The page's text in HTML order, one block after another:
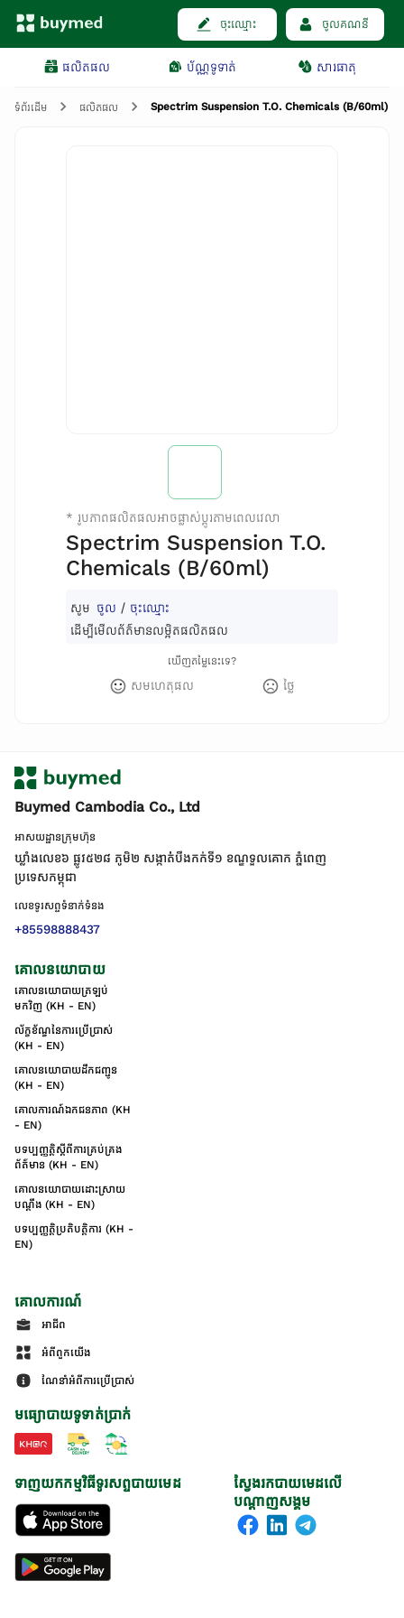
ចុះឈ្មោះ ចូលគណនី
ផលិតផល ប័ណ្ណទូទាត់ សារធាតុ
ទំព័រដើម ផលិតផល Spectrim Suspension T.O. Chemicals (B/60ml)
* រូបភាពផលិតផលអាចផ្លាស់ប្តូរតាមពេលវេលា
Spectrim Suspension T.O.
Chemicals (B/60ml)
សូម ចូល / ចុះឈ្មោះ
ដើម្បីមើលព័ត៌មានលម្អិតផលិតផល
ឃើញតម្លៃនេះទេ?
សមហេតុផល ថ្លៃ
Buymed Cambodia Co., Ltd
អាសយដ្ឋានក្រុមហ៊ុន
ឃ្លាំងលេខ៦ ផ្លូវ៥២៨ ភូមិ២ សង្កាត់់បឹងកក់ទី១ ខណ្ឌទួលគោក ភ្នំពេញ
ប្រទេសកម្ពុជា
លេខទូរសព្ទទំនាក់ទំនង
+85598888437
គោលនយោបាយ
គោលនយោបាយត្រឡប់
មកវិញ (KH - EN)
ល័ក្ខខ័ណ្ឌនៃការប្រើប្រាស់
(KH - EN)
គោលនយោបាយដឹកជញ្ជូន
(KH - EN)
គោលការណ៍ឯកជនភាព (KH
- EN)
បទប្បញ្ញត្តិស្តីពីការគ្រប់គ្រង
ព័ត៌មាន (KH - EN)
គោលនយោបាយដោះស្រាយ
បណ្ដឹង (KH - EN)
បទប្បញ្ញត្តិប្រតិបត្តិការ (KH -
EN)
គោលការណ៍
អាជីព
អំពីពួកយើង
ណែនាំអំពីការប្រើប្រាស់
មធ្យោបាយទូទាត់ប្រាក់
ស្វែងរកបាយមេដលើ
បណ្តាញសង្គម
ទាញយកកម្មវិធីទូរសព្ទបាយមេដ